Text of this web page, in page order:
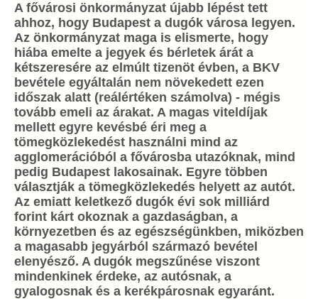
A fővárosi önkormányzat újabb lépést tett
ahhoz, hogy Budapest a dugók városa legyen.
Az önkormányzat maga is elismerte, hogy
hiába emelte a jegyek és bérletek árát a
kétszeresére az elmúlt tizenöt évben, a BKV
bevétele egyáltalán nem növekedett ezen
időszak alatt (reálértéken számolva) - mégis
tovább emeli az árakat. A magas viteldíjak
mellett egyre kevésbé éri meg a
tömegközlekedést használni mind az
agglomerációból a fővárosba utazóknak, mind
pedig Budapest lakosainak. Egyre többen
választják a tömegközlekedés helyett az autót.
Az emiatt keletkező dugók évi sok milliárd
forint kárt okoznak a gazdaságban, a
környezetben és az egészségünkben, miközben
a magasabb jegyárból származó bevétel
elenyésző. A dugók megszűnése viszont
mindenkinek érdeke, az autósnak, a
gyalogosnak és a kerékpárosnak egyaránt.